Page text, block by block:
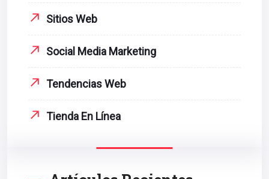
Sitios Web
Social Media Marketing
Tendencias Web
Tienda En Línea